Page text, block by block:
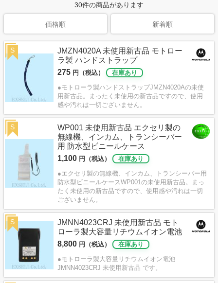
30件の商品があります
価格順 新着順
JMZN4020A 未使用新古品 モトロー
ラ製 ハンドストラップ
275 円（税込）
在庫あり
●モトローラ製ハンドストラップJMZN4020Aの未使
用新古品。まったく未使用の新古品ですので、使用
感や汚れは一切ございません。
S
WP001 未使用新古品 エクセリ製の
無線機、インカム、トランシーバー
用 防水型ビニールケース
1,100 円（税込）
在庫あり
●エクセリ製の無線機、インカム、トランシーバー用
防水型ビニールケースWP001の未使用新古品。まっ
たく未使用の新古品ですので、使用感や汚れは一切
ございません。
S
JMNN4023CRJ 未使用新古品 モト
ローラ製大容量リチウムイオン電池
8,800 円（税込）
在庫あり
●モトローラ製大容量リチウムイオン電池
JMNN4023CRJ 未使用新古品 です。
S